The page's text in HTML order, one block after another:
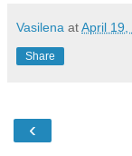
Vasilena atApril 19,
Share
‹